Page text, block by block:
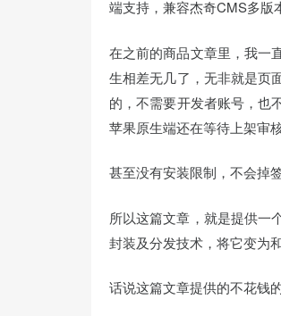
端支持，兼容杰奇CMS多版
在之前的商品文章里，我一
生相差无几了，无非就是页
的，不需要开发者账号，也
苹果原生端还在等待上架审
甚至没有安装限制，不会掉
所以这篇文章，就是提供一
封装及分发技术，将它变为
话说这篇文章提供的不花钱